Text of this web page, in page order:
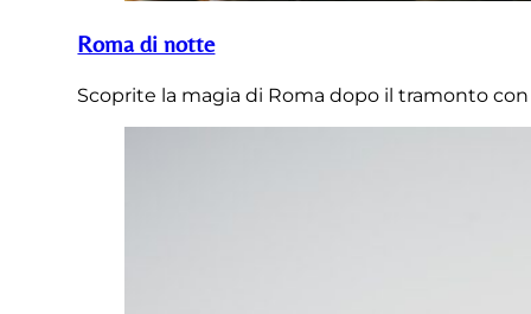
Roma di notte
Scoprite la magia di Roma dopo il tramonto